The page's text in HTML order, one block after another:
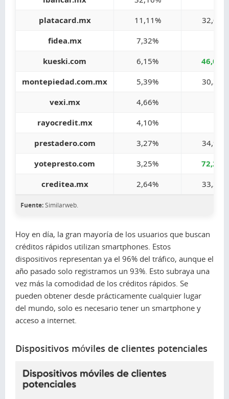
platacard.mx
11,11%
32,07%
fidea.mx
7,32%
kueski.com
6,15%
46,08%
montepiedad.com.mx
5,39%
30,35%
vexi.mx
4,66%
rayocredit.mx
4,10%
prestadero.com
3,27%
34,90%
yotepresto.com
3,25%
72,20%
creditea.mx
2,64% 33,36%
Fuente:Similarweb.
Hoy en día, la gran mayoría de los usuarios que buscan
créditos rápidos utilizan smartphones. Estos
dispositivos representan ya el 96% del tráfico, aunque el
año pasado solo registramos un 93%. Esto subraya una
vez más la comodidad de los créditos rápidos. Se
pueden obtener desde prácticamente cualquier lugar
del mundo, solo es necesario tener un smartphone y
acceso a internet.
Dispositivos móviles de clientes potenciales